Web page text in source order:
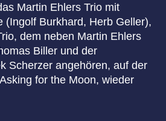
Martin Ehlers Trio mit
(Ingolf Burkhard, Herb Geller),
dem neben Martin Ehlers
Biller und der
Scherzer angehören, auf der
for the Moon, wieder